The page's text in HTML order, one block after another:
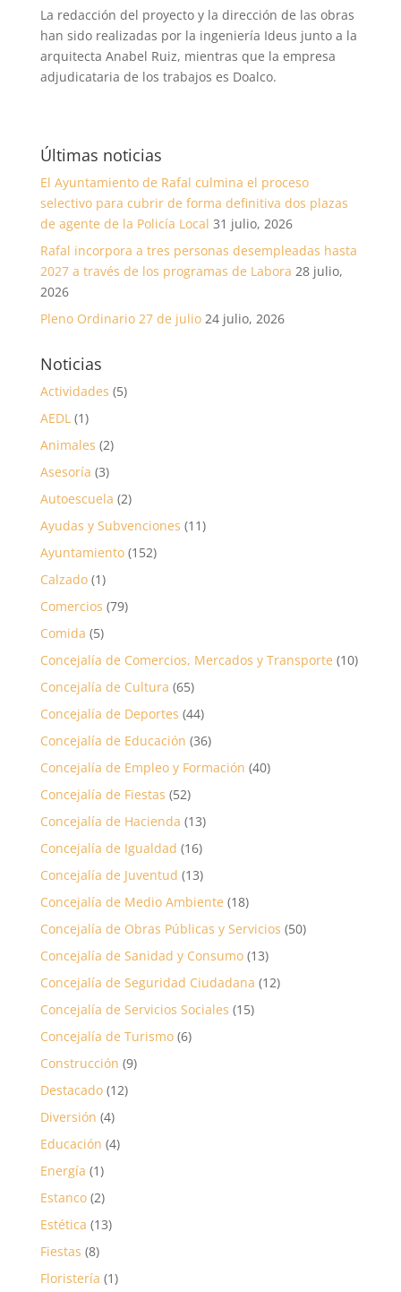
La redacción del proyecto y la dirección de las obras
han sido realizadas por la ingeniería Ideus junto a la
arquitecta Anabel Ruiz, mientras que la empresa
adjudicataria de los trabajos es Doalco.
Últimas noticias
El Ayuntamiento de Rafal culmina el proceso
selectivo para cubrir de forma definitiva dos plazas
de agente de la Policía Local 31 julio, 2026
Rafal incorpora a tres personas desempleadas hasta
2027 a través de los programas de Labora 28 julio,
2026
Pleno Ordinario 27 de julio 24 julio, 2026
Noticias
Actividades (5)
AEDL (1)
Animales (2)
Asesoría (3)
Autoescuela (2)
Ayudas y Subvenciones (11)
Ayuntamiento(152)
Calzado(1)
Comercios (79)
Comida (5)
Concejalía de Comercios, Mercados y Transporte (10)
Concejalía de Cultura (65)
Concejalía de Deportes (44)
Concejalía de Educación (36)
Concejalía de Empleo y Formación (40)
Concejalía de Fiestas (52)
Concejalía de Hacienda (13)
Concejalía de Igualdad (16)
Concejalía de Juventud (13)
Concejalía de Medio Ambiente (18)
Concejalía de Obras Públicas y Servicios (50)
Concejalía de Sanidad y Consumo(13)
Concejalía de Seguridad Ciudadana (12)
Concejalía de Servicios Sociales (15)
Concejalía de Turismo(6)
Construcción (9)
Destacado(12)
Diversión (4)
Educación (4)
Energía (1)
Estanco(2)
Estética (13)
Fiestas (8)
Floristería (1)